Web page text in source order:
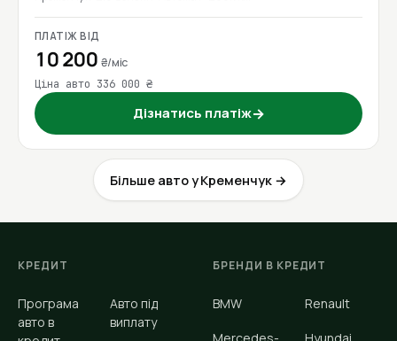
ПЛАТІЖ ВІД
10 200 ₴/міс
Ціна авто 336 000 ₴
Дізнатись платіж→
Більше авто у Кременчук →
КРЕДИТ
Програма
авто в
Авто під
виплату
БРЕНДИ В КРЕДИТ
BMW Renault